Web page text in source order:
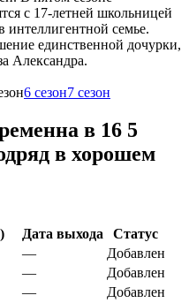
с 17-летней школьницей
интеллигентной семье.
единственной дочурки,
Александра.
6 сезон7 сезон
в 16 5
в хорошем
Дата выхода
Статус
—
Добавлен
—
Добавлен
—
Добавлен